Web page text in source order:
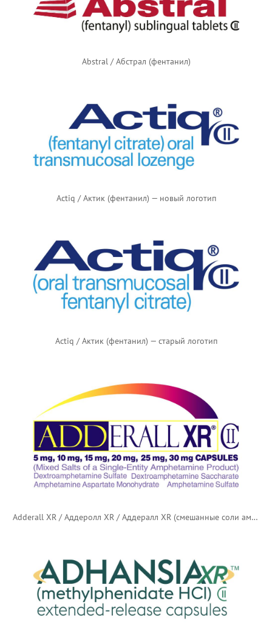
Abstral / Абстрал (фентанил)
Actiq / Актик (фентанил) — новый логотип
Actiq / Актик (фентанил) — старый логотип
Adderall XR / Аддеролл XR / Аддералл XR (смешанные соли амфетамина)